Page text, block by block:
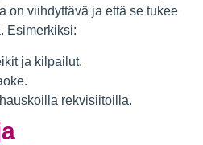
on viihdyttävä ja että se tukee
Esimerkiksi:
ja kilpailut.
rekvisiitoilla.